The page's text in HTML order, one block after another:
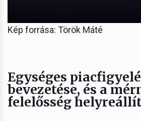
Kép forrása: Török Máté
Egységes
bevezetése, és a
felelősség